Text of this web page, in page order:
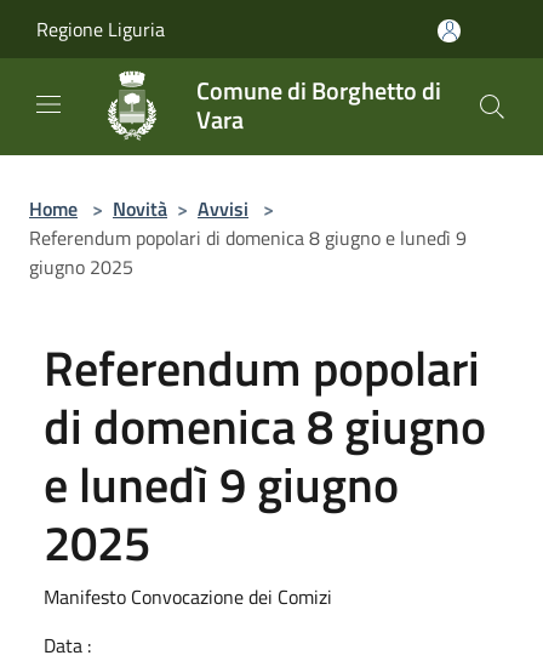
Regione Liguria
Comune di Borghetto di
Vara
Home > Novità > Avvisi >
Referendum popolari di domenica 8 giugno e lunedì 9
giugno 2025
Referendum popolari
di domenica 8 giugno
e lunedì 9 giugno
2025
Manifesto Convocazione dei Comizi
Data :